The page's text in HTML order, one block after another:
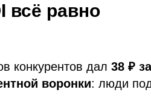
всё равно
конкурентов дал 38 ₽
воронки: люди